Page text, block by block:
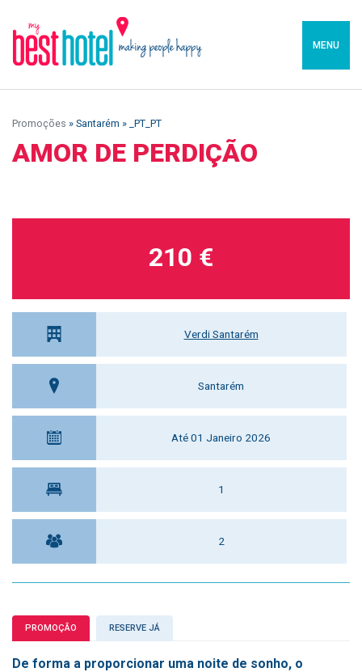
MENU
Promoções » Santarém » _PT_PT
AMOR DE PERDIÇÃO
Verdi Santarém
Santarém
Até 01 Janeiro 2026
1
2
210 €
PROMOÇÃO RESERVE JÁ
De forma a proporcionar uma noite de sonho, o